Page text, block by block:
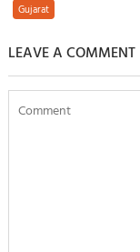
Gujarat
LEAVE A COMMENT